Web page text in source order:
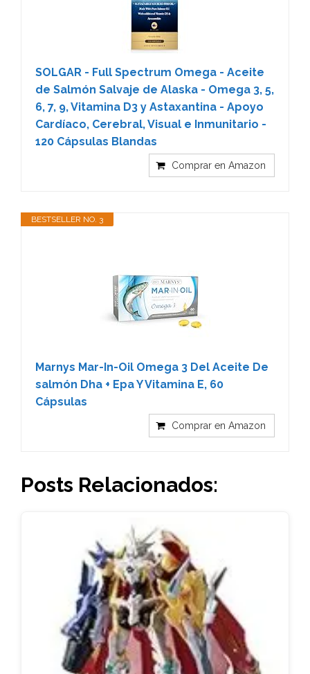
SOLGAR - Full Spectrum Omega - Aceite
de Salmón Salvaje de Alaska - Omega 3, 5,
6, 7, 9, Vitamina D3 y Astaxantina - Apoyo
Cardíaco, Cerebral, Visual e Inmunitario -
120 Cápsulas Blandas
Comprar en Amazon
BESTSELLER NO. 3
Marnys Mar-In-Oil Omega 3 Del Aceite De
salmón Dha + Epa Y Vitamina E, 60
Cápsulas
Comprar en Amazon
Posts Relacionados: